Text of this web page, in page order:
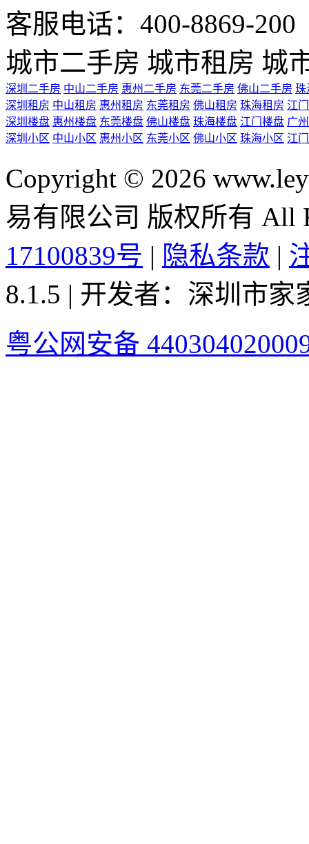
客服电话：400-8869-200
城市二手房 城市租房 城
深圳二手房 中山二手房 惠州二手房 东莞二手房 佛山二手房 珠
深圳租房 中山租房 惠州租房 东莞租房 佛山租房 珠海租房 江
深圳楼盘 惠州楼盘 东莞楼盘 佛山楼盘 珠海楼盘 江门楼盘 广
深圳小区 中山小区 惠州小区 东莞小区 佛山小区 珠海小区 江
Copyright © 2026
易有限公司 版权所有 All
17100839号 | 隐私条款 |
8.1.5 | 开发者：深圳市
粤公网安备